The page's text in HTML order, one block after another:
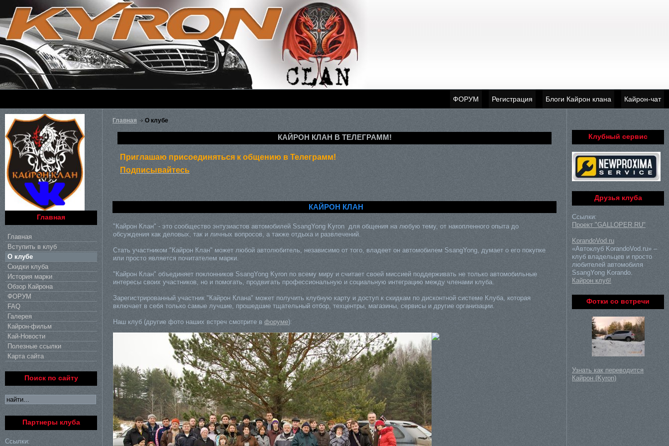
ФОРУМ Регистрация Блоги Кайрон клана Кайрон-чат
Главная
Главная
Вступить в клуб
О клубе
Скидки клуба
История марки
Обзор Кайрона
ФОРУМ
FAQ
Галерея
Кайрон-фильм
Кай-Новости
Полезные ссылки
Карта сайта
Поиск по сайту
Партнеры клуба
Ссылки:
Главная О клубе
КАЙРОН КЛАН В ТЕЛЕГРАММ!
Приглашаю присоединяться к общению в Телеграмм!
Подписывайтесь
КАЙРОН КЛАН
"Кайрон Клан" - это сообщество энтузиастов автомобилей SsangYong Kyron для общения на любую тему, от накопленного опыта до
обсуждения как деловых, так и личных вопросов, а также отдыха и развлечений.
Стать участником "Кайрон Клан" может любой автолюбитель, независимо от того, владеет он автомобилем SsangYong, думает о его покупке
или просто является почитателем марки.
"Кайрон Клан" объединяет поклонников SsangYong Kyron по всему миру и считает своей миссией поддерживать не только автомобильные
интересы своих участников, но и помогать, продвигать профессиональную и социальную интеграцию между членами клуба.
Зарегистрированный участник "Кайрон Клана" может получить клубную карту и доступ к скидкам по дисконтной системе Клуба, которая
включает в себя только самые лучшие, прошедшие тщательный отбор, техцентры, магазины, сервисы и другие организации.
Наш клуб (другие фото наших встреч смотрите в форуме):
Клубный сервис
Друзья клуба
Ссылки:
Проект "GALLOPER.RU"
KorandoVod.ru
«Автоклуб KorandoVod.ru» –
клуб владельцев и просто
любителей автомобиля
SsangYong Korando.
Кайрон клуб!
Фотки со встречи
Узнать как переводится
Кайрон (Kyron)